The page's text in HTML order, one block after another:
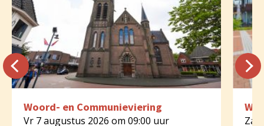
Woord- en Communieviering
Vr 7 augustus 2026 om 09:00 uur Za